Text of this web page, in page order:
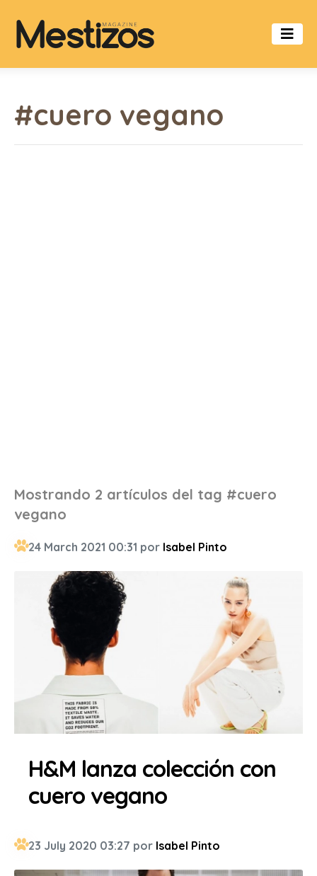
#cuero vegano
Mostrando 2 artículos del tag #cuero
vegano
24 March 2021 00:31 por Isabel Pinto
H&M lanza colección con
cuero vegano
23 July 2020 03:27 por Isabel Pinto